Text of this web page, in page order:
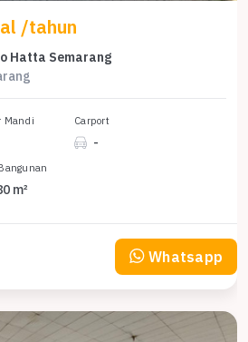
/tahun
Hatta Semarang
Mandi Carport
-
m²
Whatsapp